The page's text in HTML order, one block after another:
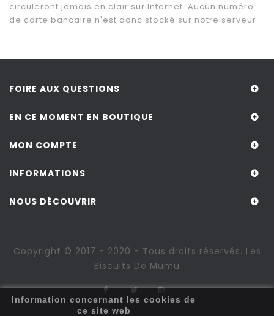
circuleront jamais en clair sur Internet. Aucun numéro
de carte bancaire n'est donc stocké sur notre serveur.
FOIRE AUX QUESTIONS
EN CE MOMENT EN BOUTIQUE
MON COMPTE
INFORMATIONS
NOUS DÉCOUVRIR
Copyright © 2017 - 2020 - Tous droits réservés. Les
Biscuits De Mumu
Information concernant les cookies de
ce site web